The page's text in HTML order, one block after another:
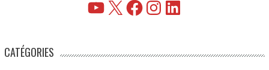
YouTube FacebookInstagramLinkedIn
CATÉGORIES